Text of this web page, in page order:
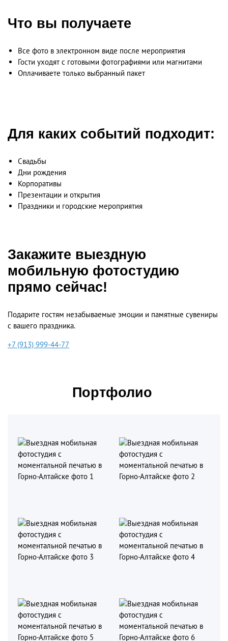
Что вы получаете
Все фото в электронном виде после мероприятия
Гости уходят с готовыми фотографиями или магнитами
Оплачиваете только выбранный пакет
Для каких событий подходит:
Свадьбы
Дни рождения
Корпоративы
Презентации и открытия
Праздники и городские мероприятия
Закажите выездную
мобильную фотостудию
прямо сейчас!
Подарите гостям незабываемые эмоции и памятные сувениры
с вашего праздника.
+7 (913) 999-44-77
Портфолио